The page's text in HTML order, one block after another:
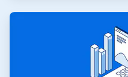
ArticleTile